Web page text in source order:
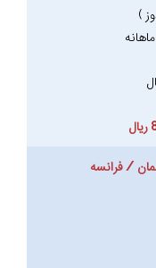
)
ماهانه
/ فرانسه